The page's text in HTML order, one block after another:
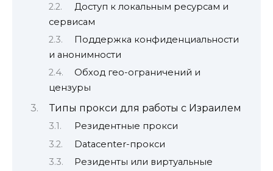
Доступ к локальным ресурсам и
сервисам
Поддержка конфиденциальности
и анонимности
Обход гео-ограничений и
цензуры
Типы прокси для работы с Израилем
Резидентные прокси
Datacenter-прокси
Резиденты или виртуальные